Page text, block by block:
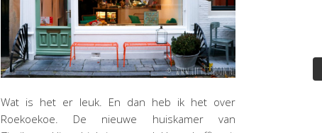
Wat is het er leuk. En dan heb ik het over
Roekoekoe. De nieuwe huiskamer van